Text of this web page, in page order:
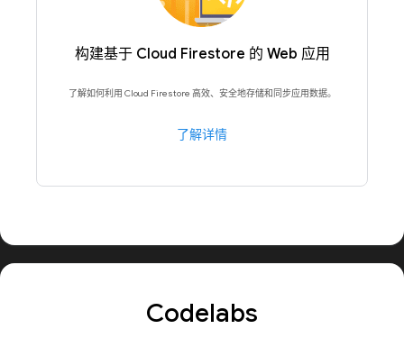
构建基于 Cloud Firestore 的 Web 应用
了解如何利用 Cloud Firestore 高效、安全地存储和同步应用数据。
了解详情
Codelabs